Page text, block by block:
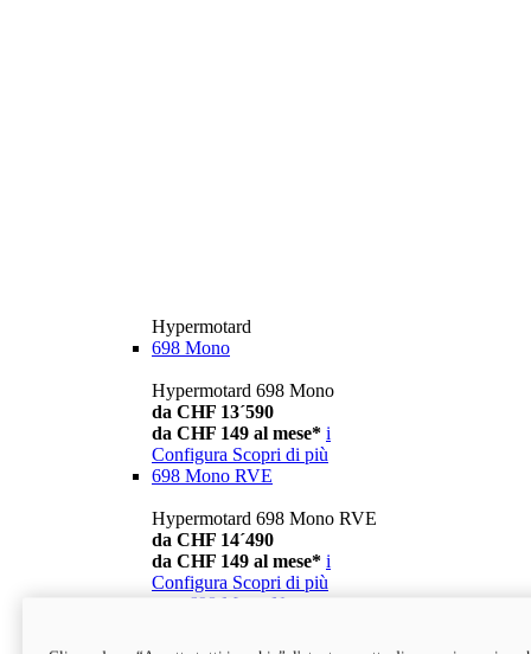
Hypermotard
698 Mono
Hypermotard 698 Mono
da CHF 13´590
da CHF 149 al mese* i
Configura Scopri di più
698 Mono RVE
Hypermotard 698 Mono RVE
da CHF 14´490
da CHF 149 al mese* i
Configura Scopri di più
698 Mono Nera
Hypermotard 698 Mono Nera